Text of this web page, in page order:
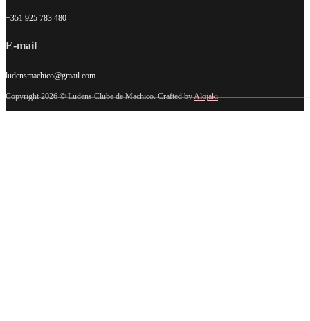
+351 925 783 480
E-mail
ludensmachico@gmail.com
Copyright 2026 © Ludens Clube de Machico. Crafted byAlojaki